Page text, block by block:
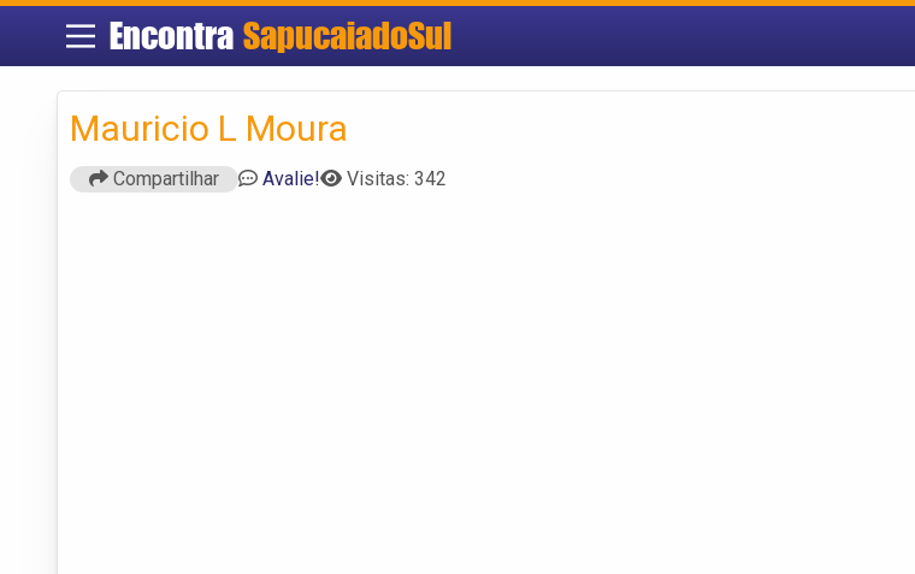
Encontra SapucaiadoSul
Mauricio L Moura
Compartilhar Avalie! Visitas: 342